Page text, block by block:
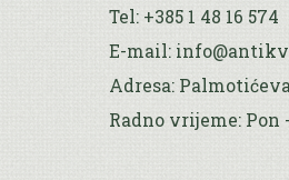
Tel: +385 1 48 16 574
E-mail:
Adresa:
Radno vrijeme: Pon